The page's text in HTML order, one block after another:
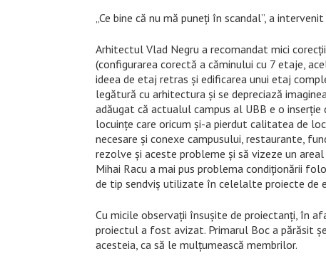
„Ce bine că nu mă puneți în scandal”, a
Arhitectul Vlad Negru a recomandat mici
(configurarea corectă a căminului cu 7 etaje,
ideea de etaj retras și edificarea unui etaj
legătură cu arhitectura și se depreciază
adăugat că actualul campus al UBB e o
locuințe care oricum și-a pierdut calitatea de
necesare și conexe campusului, restaurante,
rezolve și aceste probleme și să vizeze un
Mihai Racu a mai pus problema condiționării
de tip sendviș utilizate în celelalte proiecte de
Cu micile observații însușite de proiectanți, în
proiectul a fost avizat. Primarul Boc a părăsit
acesteia, ca să le mulțumească membrilor.